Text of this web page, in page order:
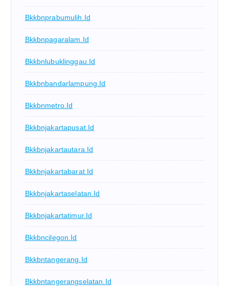
Bkkbnprabumulih.id
Bkkbnpagaralam.id
Bkkbnlubuklinggau.id
Bkkbnbandarlampung.id
Bkkbnmetro.id
Bkkbnjakartapusat.id
Bkkbnjakartautara.id
Bkkbnjakartabarat.id
Bkkbnjakartaselatan.id
Bkkbnjakartatimur.id
Bkkbncilegon.id
Bkkbntangerang.id
Bkkbntangerangselatan.id